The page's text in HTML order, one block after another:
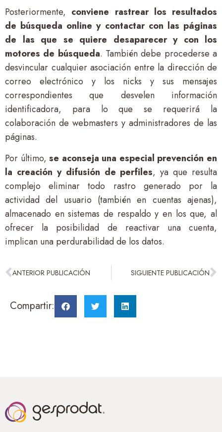
Posteriormente, conviene rastrear los resultados
de búsqueda online y contactar con las páginas
de las que se quiere desaparecer y con los
motores de búsqueda. También debe procederse a
desvincular cualquier asociación entre la dirección de
correo electrónico y los nicks y sus mensajes
correspondientes que desvelen información
identificadora, para lo que se requerirá la
colaboración de webmasters y administradores de las
páginas.
Por último,se aconseja una especial prevención en
la creación y difusión de perfiles, ya que resulta
complejo eliminar todo rastro generado por la
actividad del usuario (también en cuentas ajenas),
almacenado en sistemas de respaldo y en los que, al
ofrecer la posibilidad de reactivar una cuenta,
implican una perdurabilidad de los datos.
ANTERIOR PUBLICACIÓN SIGUIENTE PUBLICACIÓN
Compartir: